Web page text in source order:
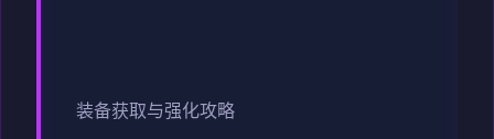
装备获取与强化攻略